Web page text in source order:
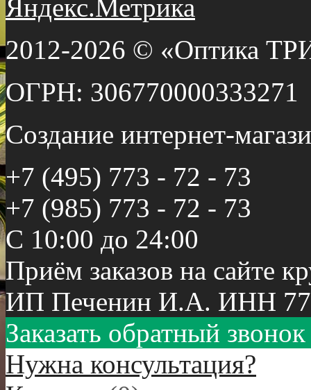
2012-2026 © «Оптика
ОГРН: 306770000333271
Создание интернет-
+7 (495) 773 - 72 - 73
+7 (985) 773 - 72 - 73
С 10:00 до 24:00
Приём заказов на сайте
ИП Печенин И.А. ИНН
Заказать обратный звонок
Нужна консультация?